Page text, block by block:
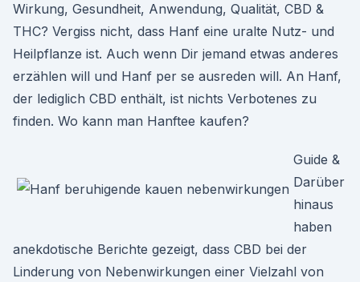
Wirkung, Gesundheit, Anwendung, Qualität, CBD &
THC? Vergiss nicht, dass Hanf eine uralte Nutz- und
Heilpflanze ist. Auch wenn Dir jemand etwas anderes
erzählen will und Hanf per se ausreden will. An Hanf,
der lediglich CBD enthält, ist nichts Verbotenes zu
finden. Wo kann man Hanftee kaufen?
Guide &
Darüber
hinaus
haben
anekdotische Berichte gezeigt, dass CBD bei der
Linderung von Nebenwirkungen einer Vielzahl von